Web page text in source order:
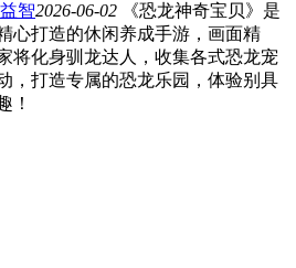
智2026-06-02
《恐龙神奇宝贝》是
心打造的休闲养成手游，画面精
将化身驯龙达人，收集各式恐龙宠
，打造专属的恐龙乐园，体验别具
！